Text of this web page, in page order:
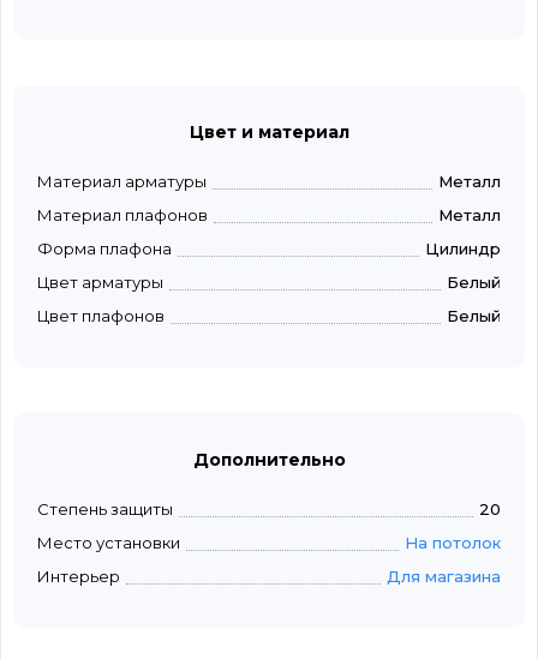
Цвет и материал
Материал арматуры
Металл
Материал плафонов
Металл
Форма плафона
Цилиндр
Цвет арматуры
Белый
Цвет плафонов
Белый
Дополнительно
Степень защиты
20
Место установки
На потолок
Интерьер
Для магазина